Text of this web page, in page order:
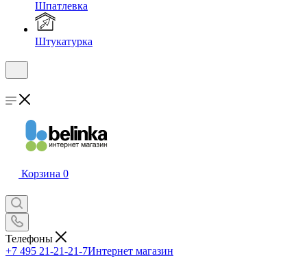
Шпатлевка
Штукатурка
Корзина 0
Телефоны
+7 495 21-21-21-7Интернет магазин